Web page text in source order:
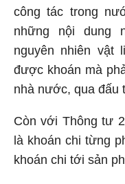
công tác trong
những nội dung
nguyên nhiên vật
được khoán mà
nhà nước, qua đấu
Còn với Thông tư
là khoán chi từng
khoán chi tới sản